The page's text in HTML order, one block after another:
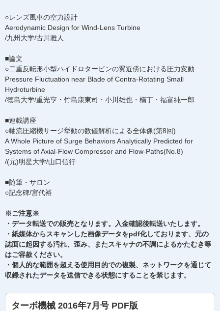
○レンズ風車の空力設計
Aerodynamic Design for Wind-Lens Turbine
/九州大学/古川雅人
■論文
○二重反転形小型ハイドロタービンの翼近傍における圧力変動
Pressure Fluctuation near Blade of Contra-Rotating Small
Hydroturbine
/徳島大学/重光亨・竹島康東司・小川雄也・楠丁・福富純一郎
■連載講座
○軸流圧縮機サージ挙動の数値解析による全体像(第8回)
A Whole Picture of Surge Behaviors Analytically Predicted for
Systems of Axial-Flow Compressor and Flow-Paths(No.8)
/(元)明星大学/山口信行
■随筆・サロン
○記念碑/宮代裕
※ご注意※
・データ転送での販売となります。入金確認後転送いたします。
・紙媒体からスキャンした画像データをpdf化しております、元の
誌面に起因する汚れ、歪み、またスキャナの不調によるかたむき等
はご容赦ください。
・個人的な範囲を超える使用目的での複製、ネットワークを通じて
収録されたデータを送信できる状態にすることを禁じます。
ターボ機械 2016年7月号 PDF版